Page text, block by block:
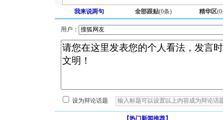
我来说两句 全部跟贴(0条) 精华区(0
用户：
设为辩论话题
【热门新闻推荐】